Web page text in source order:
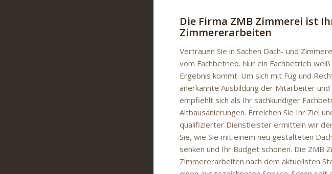
Die Firma ZMB Zimmerei ist
Zimmererarbeiten
Vertrauen Sie in Sachen Dach- und
vom Fachbetrieb. Nur ein Fachbetrieb
Ergebnis kommt. Um sich mit Fug und
anerkannte Ausbildung der Mitarbeiter
empfiehlt sich als Ihr sachkundiger
Altbausanierungen. Erreichen Sie Ihr Ziel
qualifizierter Dienstleister ermitteln wir
Sie, wie Sie mit einem neu gestalteten
senken und Ihr Budget schonen. Die ZMB
Zimmererarbeiten nach dem aktuellsten